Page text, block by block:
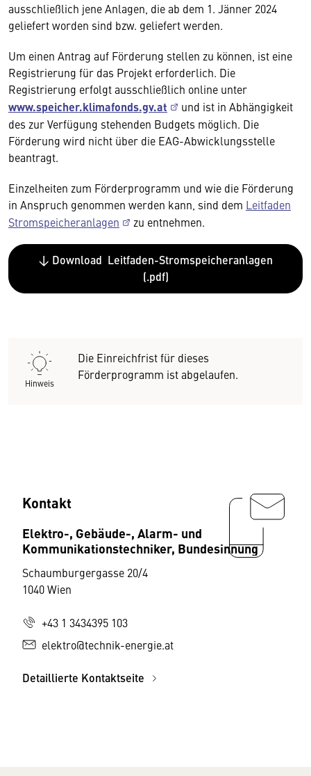
ausschließlich jene Anlagen, die ab dem 1. Jänner 2024
geliefert worden sind bzw. geliefert werden.
Um einen Antrag auf Förderung stellen zu können, ist eine
Registrierung für das Projekt erforderlich. Die
Registrierung erfolgt ausschließlich online unter
www.speicher.klimafonds.gv.at
und ist in Abhängigkeit
des zur Verfügung stehenden Budgets möglich. Die
Förderung wird nicht über die EAG-Abwicklungsstelle
beantragt.
Einzelheiten zum Förderprogramm und wie die Förderung
in Anspruch genommen werden kann, sind dem Leitfaden
Stromspeicheranlagen
zu entnehmen.
↓ Download Leitfaden-Stromspeicheranlagen
(.pdf)
Hinweis
Die Einreichfrist für dieses
Förderprogramm ist abgelaufen.
Kontakt
Elektro-, Gebäude-, Alarm- und
Kommunikationstechniker, Bundesinnung
Schaumburgergasse 20/4
1040 Wien
+43 1 3434395 103
elektro@technik-energie.at
Detaillierte Kontaktseite